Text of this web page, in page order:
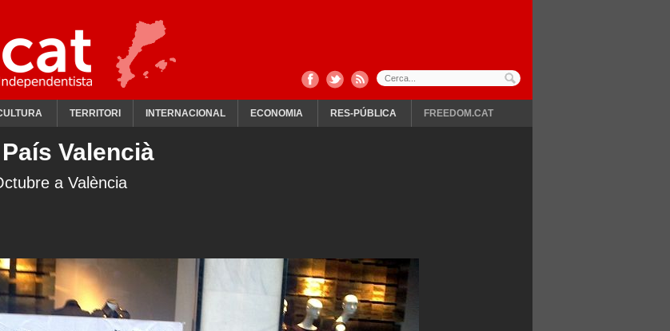
TERRITORI INTERNACIONAL ECONOMIA RES-PÚBLICA FREEDOM.CAT
Valencià
a València